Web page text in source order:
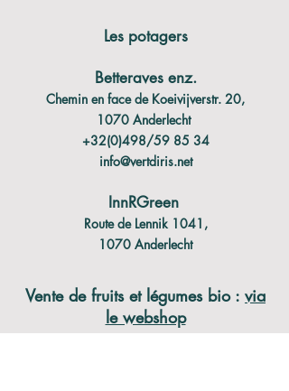
Les potagers
Betteraves enz.
Chemin en face de Koeivijverstr. 20,
1070 Anderlecht
+32(0)498/59 85 34
info@vertdiris.net
InnRGreen
Route de Lennik 1041,
1070 Anderlecht
Vente de fruits et légumes bio : via
le webshop